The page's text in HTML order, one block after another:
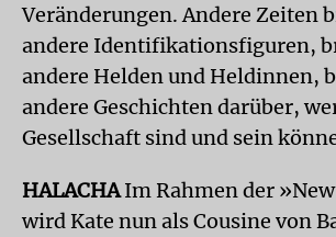
Veränderungen. Andere Zeiten
andere Identifikationsfiguren,
andere Helden und Heldinnen,
andere Geschichten darüber,
Gesellschaft sind und sein
HALACHAIm Rahmen der
wird Kate nun als Cousine von